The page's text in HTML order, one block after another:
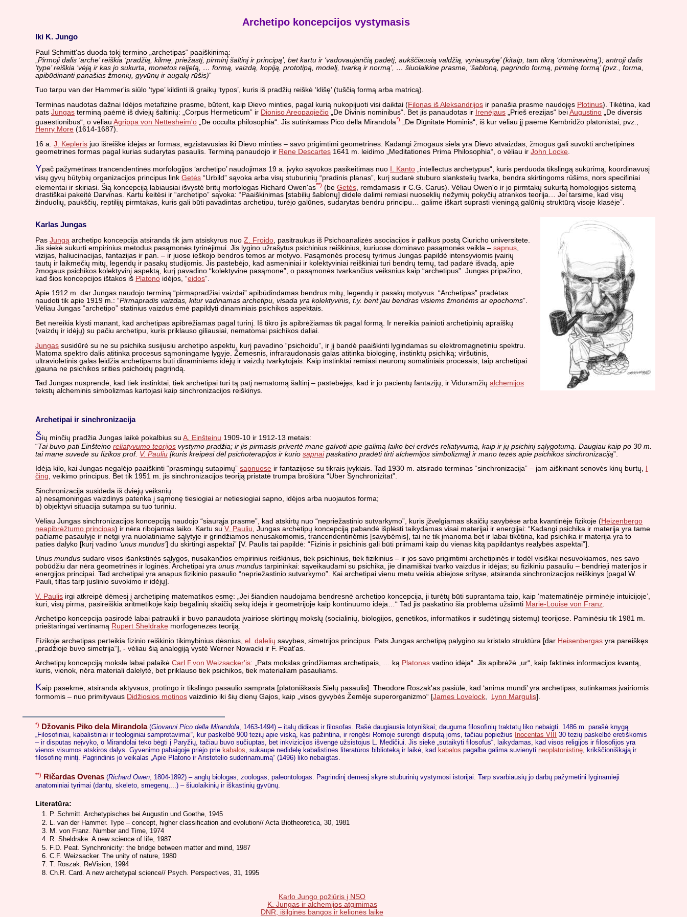
Archetipo koncepcijos vystymasis
Iki K. Jungo
Paul Schmitt'as duoda tokį termino „archetipas“ paaiškinimą:
Pirmoji dalis ‘arche’ reiškia ‘pradžią, kilmę, priežastį, pirminį šaltinį ir principą’, bet kartu ir ‘vadovaujančią padėtį, aukščiausią valdžią, vyriausybę’ (kitaip, tam tikrą ‘dominavimą’); antroji dalis
‘type’ reiškia ‘vėją ir kas jo sukurta, monetos reljefą, … formą, vaizdą, kopiją, prototipą, modelį, tvarką ir normą’, … šiuolaikine prasme, ‘šabloną, pagrindo formą, pirminę formą’ (pvz., forma,
apibūdinanti panašias žmonių, gyvūnų ir augalų rūšis)“
Tuo tarpu van der Hammer'is siūlo ‘type’ kildinti iš graikų ‘typos’, kuris iš pradžių reiškė ‘klišę’ (tuščią formą arba matricą).
Terminas naudotas dažnai Idėjos metafizine prasme, būtent, kaip Dievo minties, pagal kurią nukopijuoti visi daiktai (Filonas iš Aleksandrijos ir panašia prasme naudojęs Plotinus). Tikėtina, kad
pats Jungas terminą paėmė iš dviejų šaltinių: „Corpus Hermeticum” ir Dioniso Areopagiečio „De Divinis nominibus“. Bet jis panaudotas ir Irenėjaus „Prieš erezijas“ bei Augustino „De diversis
guaestionibus“, o vėliau Agrippa von Nettesheim'o „De occulta philosophia“. Jis sutinkamas Pico della Mirandola*)
„De Dignitate Hominis“, iš kur vėliau jį paėmė Kembridžo platonistai, pvz.,
Henry More (1614-1687).
16 a. J. Kepleris juo išreiškė idėjas ar formas, egzistavusias iki Dievo minties – savo prigimtimi geometrines. Kadangi žmogaus siela yra Dievo atvaizdas, žmogus gali suvokti archetipines
geometrines formas pagal kurias sudarytas pasaulis. Terminą panaudojo ir Rene Descartes 1641 m. leidimo „Meditationes Prima Philosophia“, o vėliau ir John Locke
Ypač pažymėtinas trancendentinės morfologijos ‘archetipo’ naudojimas 19 a. įvyko sąvokos pasikeitimas nuo I. Kanto „intellectus archetypus“, kuris perduoda tikslingą sukūrimą, koordinavusį
visų gyvų būtybių organizacijos principus link Getės “Urbild” sąvoka arba visų stuburinių “pradinis planas”, kurį sudarė stuburo slankstelių tvarka, bendra skirtingoms rūšims, nors specifiniai
elementai ir skiriasi. Šią koncepciją labiausiai išvystė britų morfologas Richard Owen'as**) (be Getės , remdamasis ir C.G. Carus). Vėliau Owen'o ir jo pirmtakų sukurtą homologijos sistemą
drastiškai pakeitė Darvinas. Kartu keitėsi ir “archetipo” sąvoka: “Paaiškinimas [stabilių šablonų] didele dalimi remiasi nuoseklių nežymių pokyčių atrankos teorija… Jei tarsime, kad visų
žinduolių, paukščių, reptilijų pirmtakas, kuris gali būti pavadintas archetipu, turėjo galūnes, sudarytas bendru principu… galime iškart suprasti vieningą galūnių struktūrą visoje klasėje”.
Karlas Jungas
Pas Jungą archetipo koncepcija atsiranda tik jam atsiskyrus nuo Z. Froido , pasitraukus iš Psichoanalizės asociacijos ir palikus postą Ciuricho universitete.
Jis siekė sukurti empirinius metodus pasąmonės tyrinėjimui. Jis lygino užrašytus psichinius reiškinius, kuriuose dominavo pasąmonės veikla – sapnus
vizijas, haliucinacijas, fantazijas ir pan. – ir juose ieškojo bendros temos ar motyvo. Pasąmonės procesų tyrimus Jungas papildė intensyviomis įvairių
tautų ir laikmečių mitų, legendų ir pasakų studijomis. Jis pastebėjo, kad asmeniniai ir kolektyviniai reiškiniai turi bendrų temų, tad padarė išvadą, apie
žmogaus psichikos kolektyvinį aspektą, kurį pavadino “kolektyvine pasąmone”, o pasąmonės tvarkančius veiksnius kaip “archetipus”. Jungas pripažino,
kad šios koncepcijos ištakos iš Platono idėjos, “eidos”.
Apie 1912 m. dar Jungas naudojo terminą “pirmapradžiai vaizdai” apibūdindamas bendrus mitų, legendų ir pasakų motyvus. “Archetipas” pradėtas
naudoti tik apie 1919 m.: “Pirmapradis vaizdas, kitur vadinamas archetipu, visada yra kolektyvinis, t.y. bent jau bendras visiems žmonėms ar epochoms”.
Vėliau Jungas “archetipo” statinius vaizdus ėmė papildyti dinaminiais psichikos aspektais.
Bet nereikia klysti manant, kad archetipas apibrėžiamas pagal turinį. Iš tikro jis apibrėžiamas tik pagal formą. Ir nereikia painioti archetipinių apraiškų
(vaizdų ir idėjų) su pačiu archetipu, kuris priklauso giliausiai, nematomai psichikos daliai.
Jungas susidūrė su ne su psichika susijusiu archetipo aspektu, kurį pavadino “psichoidu”, ir jį bandė paaiškinti lygindamas su elektromagnetiniu spektru.
Matoma spektro dalis atitinka procesus sąmoningame lygyje. Žemesnis, infraraudonasis galas atitinka biologinę, instinktų psichiką; viršutinis,
ultravioletinis galas leidžia archetipams būti dinaminiams idėjų ir vaizdų tvarkytojais. Kaip instinktai remiasi neuronų somatiniais procesais, taip archetipai
įgauna ne psichikos srities psichoidų pagrindą.
Tad Jungas nusprendė, kad tiek instinktai, tiek archetipai turi tą patį nematomą šaltinį – pastebėjęs, kad ir jo pacientų fantazijų, ir Viduramžių alchemijos
tekstų alcheminis simbolizmas kartojasi kaip sinchronizacijos reiškinys.
Archetipai ir sinchronizacija
Šių minčių pradžia Jungas laikė pokalbius su A. Einšteinu 1909-10 ir 1912-13 metais:
“Tai buvo pati Einšteino reliatyvumo teorijos vystymo pradžia; ir jis pirmasis privertė mane galvoti apie galimą laiko bei erdvės reliatyvumą, kaip ir jų psichinį sąlygotumą. Daugiau kaip po 30 m.
tai mane suvedė su fizikos prof. V. Pauliu [kuris kreipėsi dėl psichoterapijos ir kurio sapnaipaskatino pradėti tirti alchemijos simbolizmą] ir mano tezės apie psichikos sinchronizaciją”.
Idėja kilo, kai Jungas negalėjo paaiškinti “prasmingų sutapimų” sapnuose ir fantazijose su tikrais įvykiais. Tad 1930 m. atsirado terminas “sinchronizacija” – jam aiškinant senovės kinų burtų,
čing, veikimo principus. Bet tik 1951 m. jis sinchronizacijos teoriją pristatė trumpa brošiūra “Uber Synchronizitat”.
Sinchronizacija susideda iš dviejų veiksnių:
a) nesąmoningas vaizdinys patenka į sąmonę tiesiogiai ar netiesiogiai sapno, idėjos arba nuojautos forma;
b) objektyvi situacija sutampa su tuo turiniu.
Vėliau Jungas sinchronizacijos koncepciją naudojo “siaurąja prasme”, kad atskirtų nuo “nepriežastinio sutvarkymo”, kuris įžvelgiamas skaičių savybėse arba kvantinėje fizikoje (Heizenbergo
neapibrėžtumo principas) ir nėra ribojamas laiko. Kartu su V. Pauliu , Jungas archetipų koncepciją pabandė išplėsti taikydamas visai materijai ir energijai: “Kadangi psichika ir materija yra tame
pačiame pasaulyje ir netgi yra nuolatiniame sąlytyje ir grindžiamos nenusakomomis, trancendentinėmis [savybėmis], tai ne tik įmanoma bet ir labai tikėtina, kad psichika ir materija yra to
paties dalyko [kurį vadino ‘unus mundus’] du skirtingi aspektai” [V. Paulis tai papildė: “Fizinis ir psichinis gali būti priimami kaip du vienas kitą papildantys realybės aspektai”].
Unus mundus sudaro visos išankstinės sąlygos, nusakančios empirinius reiškinius, tiek psichinius, tiek fizikinius – ir jos savo prigimtimi archetipinės ir todėl visiškai nesuvokiamos, nes savo
pobūdžiu dar nėra geometrinės ir loginės. Archetipai yra unus mundus tarpininkai: sąveikaudami su psichika, jie dinamiškai tvarko vaizdus ir idėjas; su fizikiniu pasauliu – bendrieji materijos ir
energijos principai. Tad archetipai yra anapus fizikinio pasaulio “nepriežastinio sutvarkymo”. Kai archetipai vienu metu veikia abiejose srityse, atsiranda sinchronizacijos reiškinys [pagal W.
Pauli, tiltas tarp juslinio suvokimo ir idėjų].
V. Paulis irgi atkreipė dėmesį į archetipinę matematikos esmę: „Jei šiandien naudojama bendresnė archetipo koncepcija, ji turėtų būti suprantama taip, kaip ‘matematinėje pirminėje intuicijoje’,
kuri, visų pirma, pasireiškia aritmetikoje kaip begalinių skaičių sekų idėja ir geometrijoje kaip kontinuumo idėja…“ Tad jis paskatino šia problema užsiimti Marie-Louise von Franz
Archetipo koncepcija pasirodė labai patraukli ir buvo panaudota įvairiose skirtingų mokslų (socialinių, biologijos, genetikos, informatikos ir sudėtingų sistemų) teorijose. Paminėsiu tik 1981 m.
prieštaringai vertinamą Rupert Sheldrake morfogenezės teoriją.
Fizikoje archetipas perteikia fizinio reiškinio tikimybinius dėsnius, el. dalelių savybes, simetrijos principus. Pats Jungas archetipą palygino su kristalo struktūra [dar Heisenbergas yra pareiškęs
„pradžioje buvo simetrija“], - vėliau šią analogiją vystė Werner Nowacki ir F. Peat'as.
Archetipų koncepciją moksle labai palaikė Carl F.von Weizsacker'is: „Pats mokslas grindžiamas archetipais, … ką Platonas vadino idėja“. Jis apibrėžė „ur“, kaip faktinės informacijos kvantą,
kuris, vienok, nėra materiali dalelytė, bet priklauso tiek psichikos, tiek materialiam pasauliams.
Kaip pasekmė, atsiranda aktyvaus, protingo ir tikslingo pasaulio samprata [platoniškasis Sielų pasaulis]. Theodore Roszak'as pasiūlė, kad ‘anima mundi’ yra archetipas, sutinkamas įvairiomis
formomis – nuo primityvaus Didžiosios motinos vaizdinio iki šių dienų Gajos, kaip „visos gyvybės Žemėje superorganizmo“ [James Lovelock, Lynn Margulis].
*) Džovanis Piko dela Mirandola(Giovanni Pico della Mirandola, 1463-1494) – italų didikas ir filosofas. Rašė daugiausia lotyniškai; dauguma filosofinių traktatų liko nebaigti. 1486 m. parašė knygą
„Filosofiniai, kabalistiniai ir teologiniai samprotavimai“, kur paskelbė 900 tezių apie viską, kas pažintina, ir rengėsi Romoje surengti disputą joms, tačiau popiežius
Inocentas VIII
30 tezių paskelbė eretiškomis
– ir disputas neįvyko, o Mirandolai teko bėgti į Paryžių, tačiau buvo sučiuptas, bet inkvizicijos išvengė užsistojus L. Medičiui. Jis siekė „sutaikyti filosofus“, laikydamas, kad visos religijos ir filosofijos yra
vienos visumos atskiros dalys. Gyvenimo pabaigoje priėjo prie kabalos, sukaupė nedidelę kabalistinės literatūros biblioteką ir laikė, kad kabalos pagalba galima suvienyti neoplatonistinę, krikščioniškąją ir
filosofinę mintį. Pagrindinis jo veikalas „Apie Platono ir Aristotelio suderinamumą“ (1496) liko nebaigtas.
**) Ričardas Ovenas (Richard Owen, 1804-1892) – anglų biologas, zoologas, paleontologas. Pagrindinį dėmesį skyrė stuburinių vystymosi istorijai. Tarp svarbiausių jo darbų pažymėtini lyginamieji
anatominiai tyrimai (dantų, skeleto, smegenų,...) – šiuolaikinių ir iškastinių gyvūnų.
Literatūra:
P. Schmitt. Archetypisches bei Augustin und Goethe, 1945
L. van der Hammer. Type – concept, higher classification and evolution// Acta Biotheoretica, 30, 1981
M. von Franz. Number and Time, 1974
R. Sheldrake. A new science of life, 1987
F.D. Peat. Synchronicity: the bridge between matter and mind, 1987
C.F. Weizsacker. The unity of nature, 1980
T. Roszak. ReVision, 1994
Ch.R. Card. A new archetypal science// Psych. Perspectives, 31, 1995
Karlo Jungo požiūris į NSO
K. Jungas ir alchemijos atgimimas
DNR, išilginės bangos ir kelionės laike